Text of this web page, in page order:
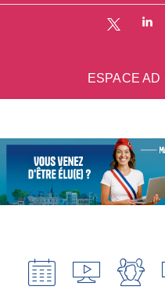
ESPACE AD